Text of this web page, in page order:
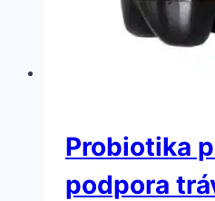
Probiotika
podpora